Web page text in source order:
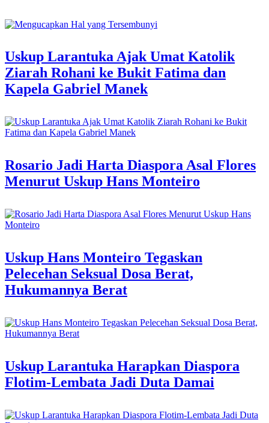
Uskup Larantuka Ajak Umat Katolik
Ziarah Rohani ke Bukit Fatima dan
Kapela Gabriel Manek
Rosario Jadi Harta Diaspora Asal Flores
Menurut Uskup Hans Monteiro
Uskup Hans Monteiro Tegaskan
Pelecehan Seksual Dosa Berat,
Hukumannya Berat
Uskup Larantuka Harapkan Diaspora
Flotim-Lembata Jadi Duta Damai